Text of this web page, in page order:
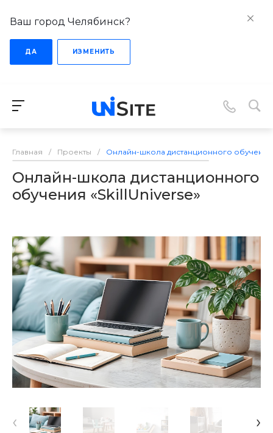
Ваш город Челябинск?
ДА ИЗМЕНИТЬ
Главная / Проекты / Онлайн-школа дистанционного обучения
Онлайн-школа дистанционного
обучения «SkillUniverse»
‹ ›